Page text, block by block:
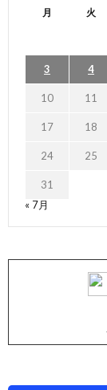
月 火
3 4
10 11
17 18
24 25
31
« 7月